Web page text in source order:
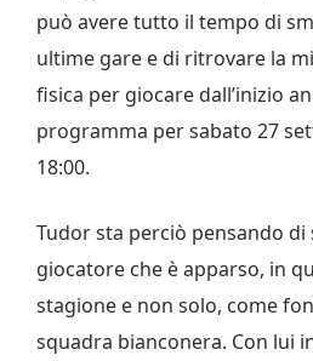
può avere tutto il tempo di
ultime gare e di ritrovare la
fisica per giocare dall’inizio
programma per sabato 27
18:00.
Tudor sta perciò pensando
giocatore che è apparso, in
stagione e non solo, come
squadra bianconera. Con lui